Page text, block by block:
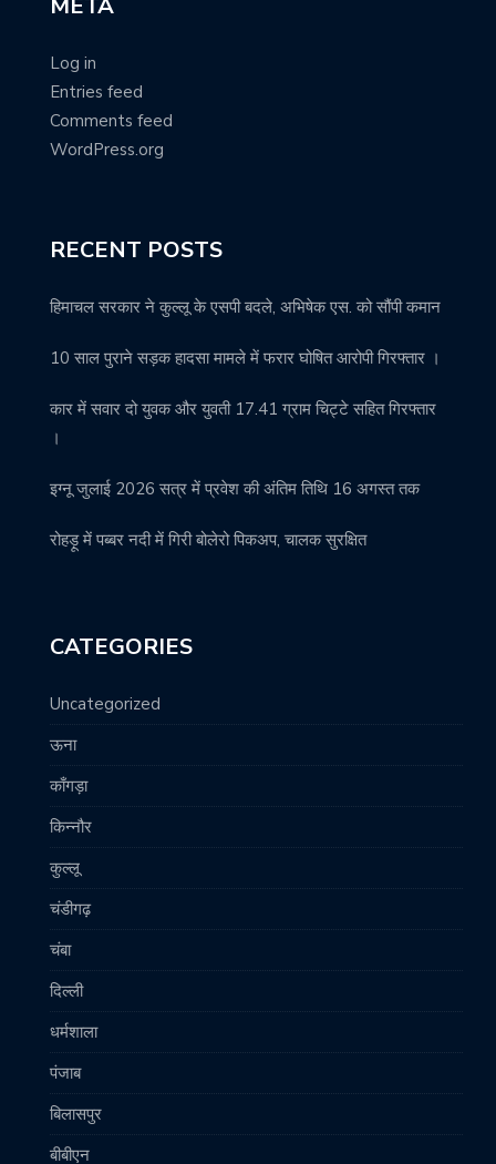
META
Log in
Entries feed
Comments feed
WordPress.org
RECENT POSTS
हिमाचल सरकार ने कुल्लू के एसपी बदले, अभिषेक एस. को सौंपी कमान
10 साल पुराने सड़क हादसा मामले में फरार घोषित आरोपी गिरफ्तार ।
कार में सवार दो युवक और युवती 17.41 ग्राम चिट्टे सहित गिरफ्तार
।
इग्नू जुलाई 2026 सत्र में प्रवेश की अंतिम तिथि 16 अगस्त तक
रोहड़ू में पब्बर नदी में गिरी बोलेरो पिकअप, चालक सुरक्षित
CATEGORIES
Uncategorized
ऊना
काँगड़ा
किन्नौर
कुल्लू
चंडीगढ़
चंबा
दिल्ली
धर्मशाला
पंजाब
बिलासपुर
बीबीएन